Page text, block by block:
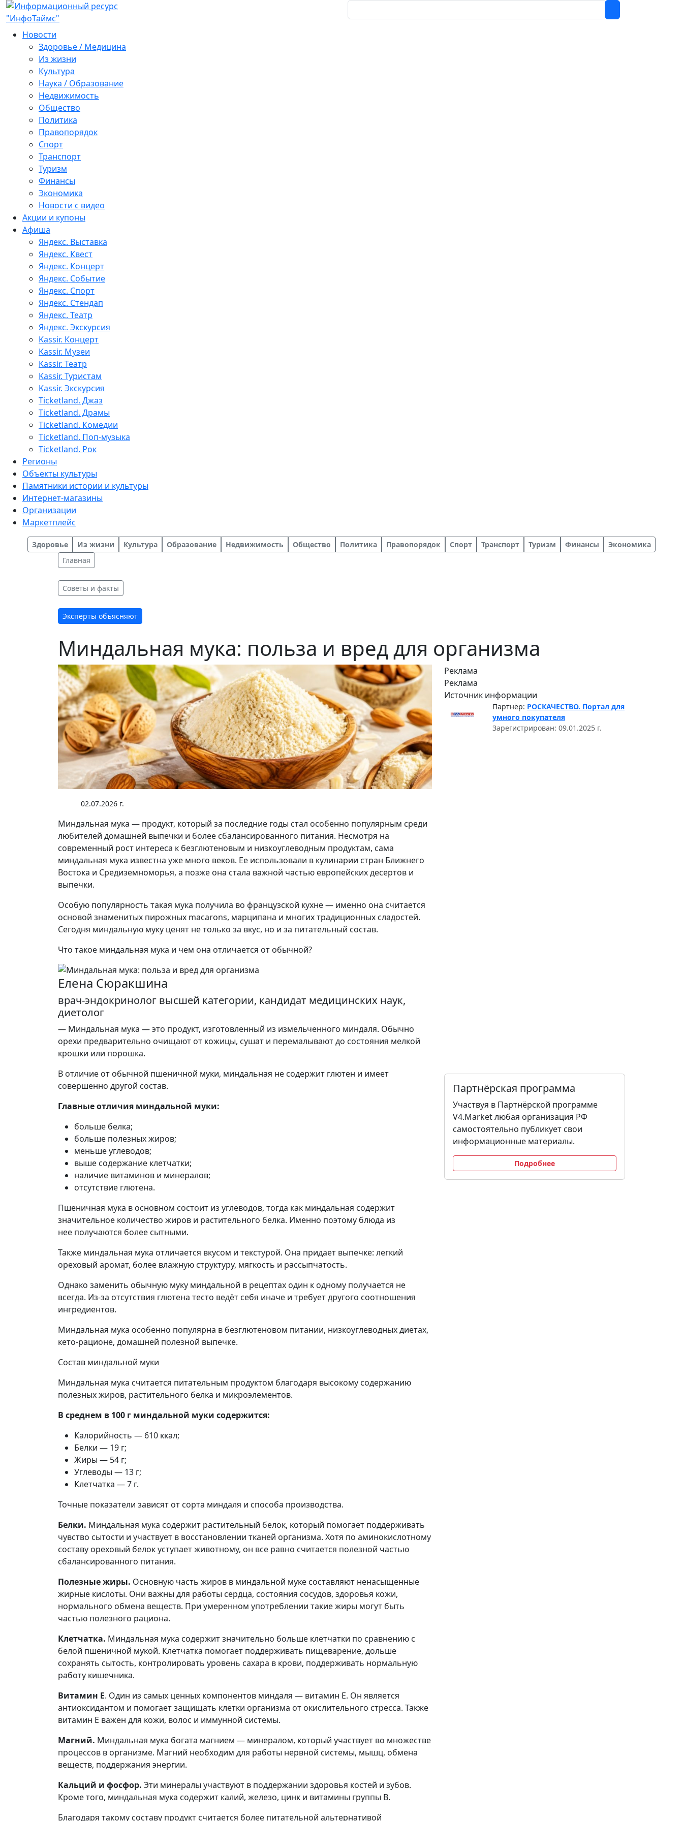
Новости
Здоровье / Медицина
Из жизни
Культура
Наука / Образование
Недвижимость
Общество
Политика
Правопорядок
Спорт
Транспорт
Туризм
Финансы
Экономика
Новости с видео
Акции и купоны
Афиша
Яндекс. Выставка
Яндекс. Квест
Яндекс. Концерт
Яндекс. Событие
Яндекс. Спорт
Яндекс. Стендап
Яндекс. Театр
Яндекс. Экскурсия
Kassir. Концерт
Kassir. Музеи
Kassir. Театр
Kassir. Туристам
Kassir. Экскурсия
Ticketland. Джаз
Ticketland. Драмы
Ticketland. Комедии
Ticketland. Поп-музыка
Ticketland. Рок
Регионы
Объекты культуры
Памятники истории и культуры
Интернет-магазины
Организации
Маркетплейс
Здоровье Из жизни Культура Образование Недвижимость Общество Политика Правопорядок Спорт Транспорт Туризм Финансы
Экономика
Главная
Советы и факты
Эксперты объясняют
Миндальная мука: польза и вред для организма
02.07.2026 г.
Миндальная мука — продукт, который за последние годы стал особенно популярным среди
любителей домашней выпечки и более сбалансированного питания. Несмотря на
современный рост интереса к безглютеновым и низкоуглеводным продуктам, сама
миндальная мука известна уже много веков. Ее использовали в кулинарии стран Ближнего
Востока и Средиземноморья, а позже она стала важной частью европейских десертов и
выпечки.
Особую популярность такая мука получила во французской кухне — именно она считается
основой знаменитых пирожных macarons, марципана и многих традиционных сладостей.
Сегодня миндальную муку ценят не только за вкус, но и за питательный состав.
Что такое миндальная мука и чем она отличается от обычной?
Елена Сюракшина
врач-эндокринолог высшей категории, кандидат медицинских наук,
диетолог
— Миндальная мука — это продукт, изготовленный из измельченного миндаля. Обычно
орехи предварительно очищают от кожицы, сушат и перемалывают до состояния мелкой
крошки или порошка.
В отличие от обычной пшеничной муки, миндальная не содержит глютен и имеет
совершенно другой состав.
Главные отличия миндальной муки:
больше белка;
больше полезных жиров;
меньше углеводов;
выше содержание клетчатки;
наличие витаминов и минералов;
отсутствие глютена.
Пшеничная мука в основном состоит из углеводов, тогда как миндальная содержит
значительное количество жиров и растительного белка. Именно поэтому блюда из
нее получаются более сытными.
Также миндальная мука отличается вкусом и текстурой. Она придает выпечке: легкий
ореховый аромат, более влажную структуру, мягкость и рассыпчатость.
Однако заменить обычную муку миндальной в рецептах один к одному получается не
всегда. Из-за отсутствия глютена тесто ведёт себя иначе и требует другого соотношения
ингредиентов.
Миндальная мука особенно популярна в безглютеновом питании, низкоуглеводных диетах,
кето-рационе, домашней полезной выпечке.
Состав миндальной муки
Миндальная мука считается питательным продуктом благодаря высокому содержанию
полезных жиров, растительного белка и микроэлементов.
В среднем в 100 г миндальной муки содержится:
Калорийность — 610 ккал;
Белки — 19 г;
Жиры — 54 г;
Углеводы — 13 г;
Клетчатка — 7 г.
Точные показатели зависят от сорта миндаля и способа производства.
Белки. Миндальная мука содержит растительный белок, который помогает поддерживать
чувство сытости и участвует в восстановлении тканей организма. Хотя по аминокислотному
составу ореховый белок уступает животному, он все равно считается полезной частью
сбалансированного питания.
Полезные жиры. Основную часть жиров в миндальной муке составляют ненасыщенные
жирные кислоты. Они важны для работы сердца, состояния сосудов, здоровья кожи,
нормального обмена веществ. При умеренном употреблении такие жиры могут быть
частью полезного рациона.
Клетчатка. Миндальная мука содержит значительно больше клетчатки по сравнению с
белой пшеничной мукой. Клетчатка помогает поддерживать пищеварение, дольше
сохранять сытость, контролировать уровень сахара в крови, поддерживать нормальную
работу кишечника.
Витамин E. Один из самых ценных компонентов миндаля — витамин E. Он является
антиоксидантом и помогает защищать клетки организма от окислительного стресса. Также
витамин E важен для кожи, волос и иммунной системы.
Магний. Миндальная мука богата магнием — минералом, который участвует во множестве
процессов в организме. Магний необходим для работы нервной системы, мышц, обмена
веществ, поддержания энергии.
Кальций и фосфор. Эти минералы участвуют в поддержании здоровья костей и зубов.
Кроме того, миндальная мука содержит калий, железо, цинк и витамины группы B.
Благодаря такому составу продукт считается более питательной альтернативой
Реклама
Реклама
Источник информации
Партнёр: РОСКАЧЕСТВО. Портал для
умного покупателя
Зарегистрирован: 09.01.2025 г.
Партнёрская программа
Участвуя в Партнёрской программе
V4.Market любая организация РФ
самостоятельно публикует свои
информационные материалы.
Подробнее